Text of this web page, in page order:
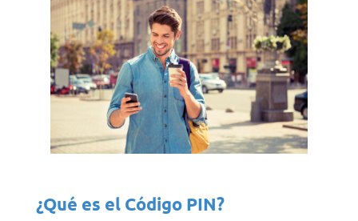
¿Qué es el Código PIN?